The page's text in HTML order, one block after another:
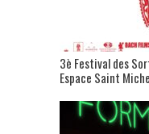
3è Festival des
Espace Saint